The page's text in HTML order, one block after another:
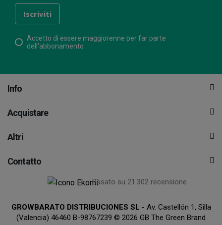
Accetto di essere maggiorenne per far parte
dell'abbonamento
Info
Acquistare
Altri
Contatto
Basato su 21.302 recensione
GROWBARATO DISTRIBUCIONES SL - Av. Castellón 1, Silla
(Valencia) 46460 B-98767239 © 2026 GB The Green Brand